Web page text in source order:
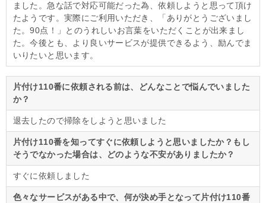
ました。急な話で対応可能だった為、依頼しようと思って頂け
たようです。実際にご利用いただき、「ありがとうございまし
た。90点！」とのうれしいお言葉をいただくことが出来まし
た。今後とも、より良いサービスが提供できるよう、励んでま
いりたいと思います。
片付け110番に依頼される前は、どんなことで悩んでいました
か？
退去したので掃除をしようと思いました
片付け110番を知ってすぐに依頼しようと思いましたか？もし
そうでなかった場合は、どのような不安がありましたか？
すぐに依頼しました
色々なサービスがある中で、何が決め手となって片付け110番